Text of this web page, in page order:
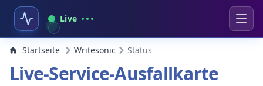
Live
Startseite Writesonic Status
Live-Service-Ausfallkarte